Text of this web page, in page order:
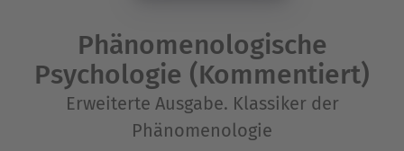
Phänomenologische
Psychologie (Kommentiert)
Erweiterte Ausgabe. Klassiker der
Phänomenologie